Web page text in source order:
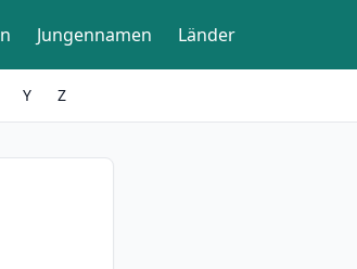
Jungennamen Länder
Y Z